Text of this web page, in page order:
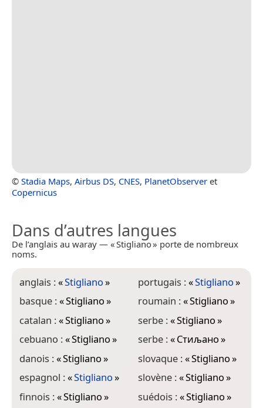
© Stadia Maps, Airbus DS, CNES, PlanetObserver et
Copernicus
Dans d’autres langues
De l’anglais au waray — « Stigliano » porte de nombreux
noms.
anglais :«Stigliano»
basque :«Stigliano»
catalan :«Stigliano»
cebuano :«Stigliano»
danois :«Stigliano»
espagnol :«Stigliano»
finnois :«Stigliano»
portugais :«Stigliano»
roumain :«Stigliano»
serbe :«Stigliano»
serbe :«Стиљано»
slovaque :«Stigliano»
slovène :«Stigliano»
suédois :«Stigliano»